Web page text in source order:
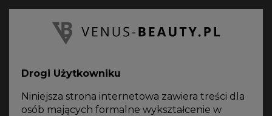
KOŃCÓWKA DO INFUZJI TLENOWEJ POLDERMA
Drogi Użytkowniku
Niniejsza strona internetowa zawiera treści dla
osób mających formalne wykształcenie w